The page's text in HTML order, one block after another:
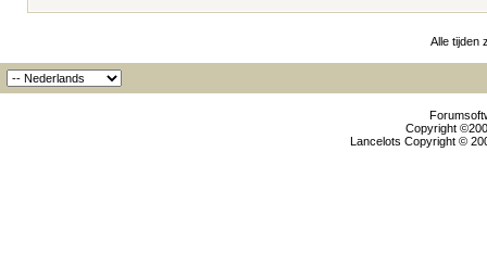
Alle tijden
Copyright
Lancelots Copyright ©